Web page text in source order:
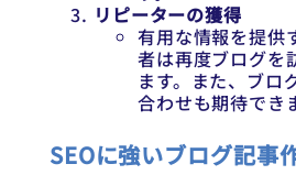
リピーターの獲得
有用な情報を提供
者は再度ブログを
ます。また、ブロ
合わせも期待でき
SEOに強いブログ記事